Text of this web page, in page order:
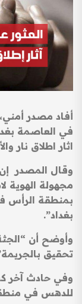
أفاد مصدر
في العاصمة
اثار اطلاق نار
وقال المصدر إن
مجهولة الهوية
بمنطقة الرأس
بغداد”.
وأوضح أن
تحقيق
وفي حادث آخر
للدهس في